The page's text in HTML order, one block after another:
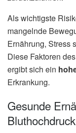
Als wichtigste
mangelnde
Ernährung, Stress
Diese Faktoren
ergibt sich ein
Erkrankung.
Gesunde
Bluthochdruck